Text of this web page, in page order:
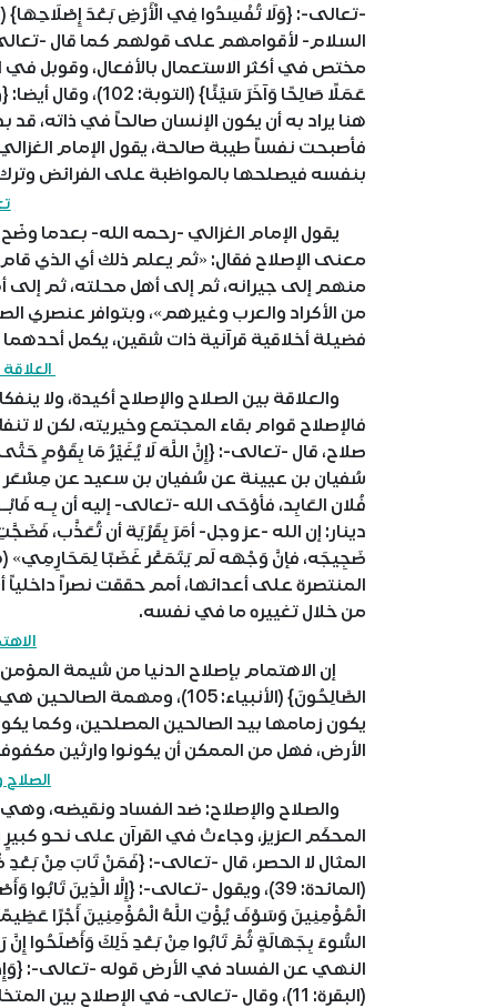
مختص في أكثر الاستعمال بالأفعال، وقوبل في
هنا يراد به أن يكون الإنسان صالحاً في ذاته،
فأصبحت نفساً طيبة صالحة، يقول الإمام
بنفسه فيصلحها بالمواظبة على الفرائض
يقول الإمام الغزالي -رحمه الله- بعدما
معنى الإصلاح فقال: «ثم يعلم ذلك أي الذي
منهم إلى جيرانه، ثم إلى أهل محلته، ثم إلى
من الأكراد والعرب وغيرهم»، وبتوافر عنصري
فضيلة أخلاقية قرآنية ذات شقين، يكمل
والعلاقة بين الصلاح والإصلاح أكيدة، ولا
فالإصلاح قوام بقاء المجتمع وخيريته، لكن لا
سُفيان بن عيينة عن سُفيان بن سعيد عن مِسْعَر
فُلان العَابِد، فأوْحَى الله -تعالى- إليه أن بِـه
دينار: إن الله -عز وجل- أمَرَ بِقَرْيَة أن تُعَذَّب،
ضَجِيجَه، فإنَّ وَجْهَه لَم يَتَمَعَّر غَضَبًا لِمَحَارِمِي»
المنتصرة على أعدائها، أمم حققت نصراً
من خلال تغييره ما في نفسه.
إن الاهتمام بإصلاح الدنيا من شيمة المؤمن:
الصَّالِحُونَ} (الأنبياء: 105)،
يكون زمامها بيد الصالحين المصلحين، وكما
الأرض، فهل من الممكن أن يكونوا وارثين
الصلاح
والصلاح والإصلاح: ضد الفساد ونقيضه،
المحكَم العزيز، وجاءتْ في القرآن على نحو
المثال لا الحصر، قال -تعالى-: {فَمَنْ تَابَ مِنْ
(المائدة: 39)، ويقول -تعالى-: {إِلَّا
النهي عن الفساد في الأرض قوله -تعالى-:
(البقرة: 11)، وقال -تعالى- في الإصلاح